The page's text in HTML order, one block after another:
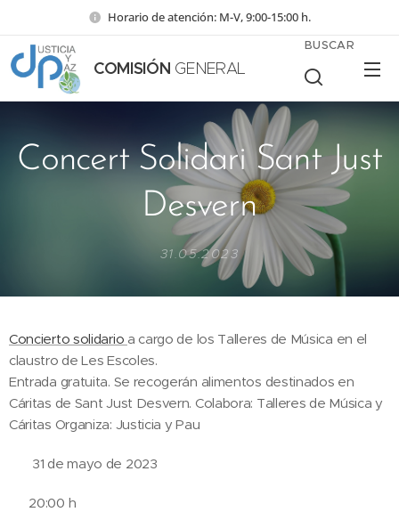
Horario de atención: M-V, 9:00-15:00 h.
COMISIÓN GENERAL
BUSCAR
Concert Solidari Sant Just
Desvern
31.05.2023
Concierto solidario a cargo de los Talleres de Música en el
claustro de Les Escoles.
Entrada gratuita. Se recogerán alimentos destinados en
Cáritas de Sant Just Desvern. Colabora: Talleres de Música y
Cáritas Organiza: Justicia y Pau
📆 31 de mayo de 2023
⏰ 20:00 h